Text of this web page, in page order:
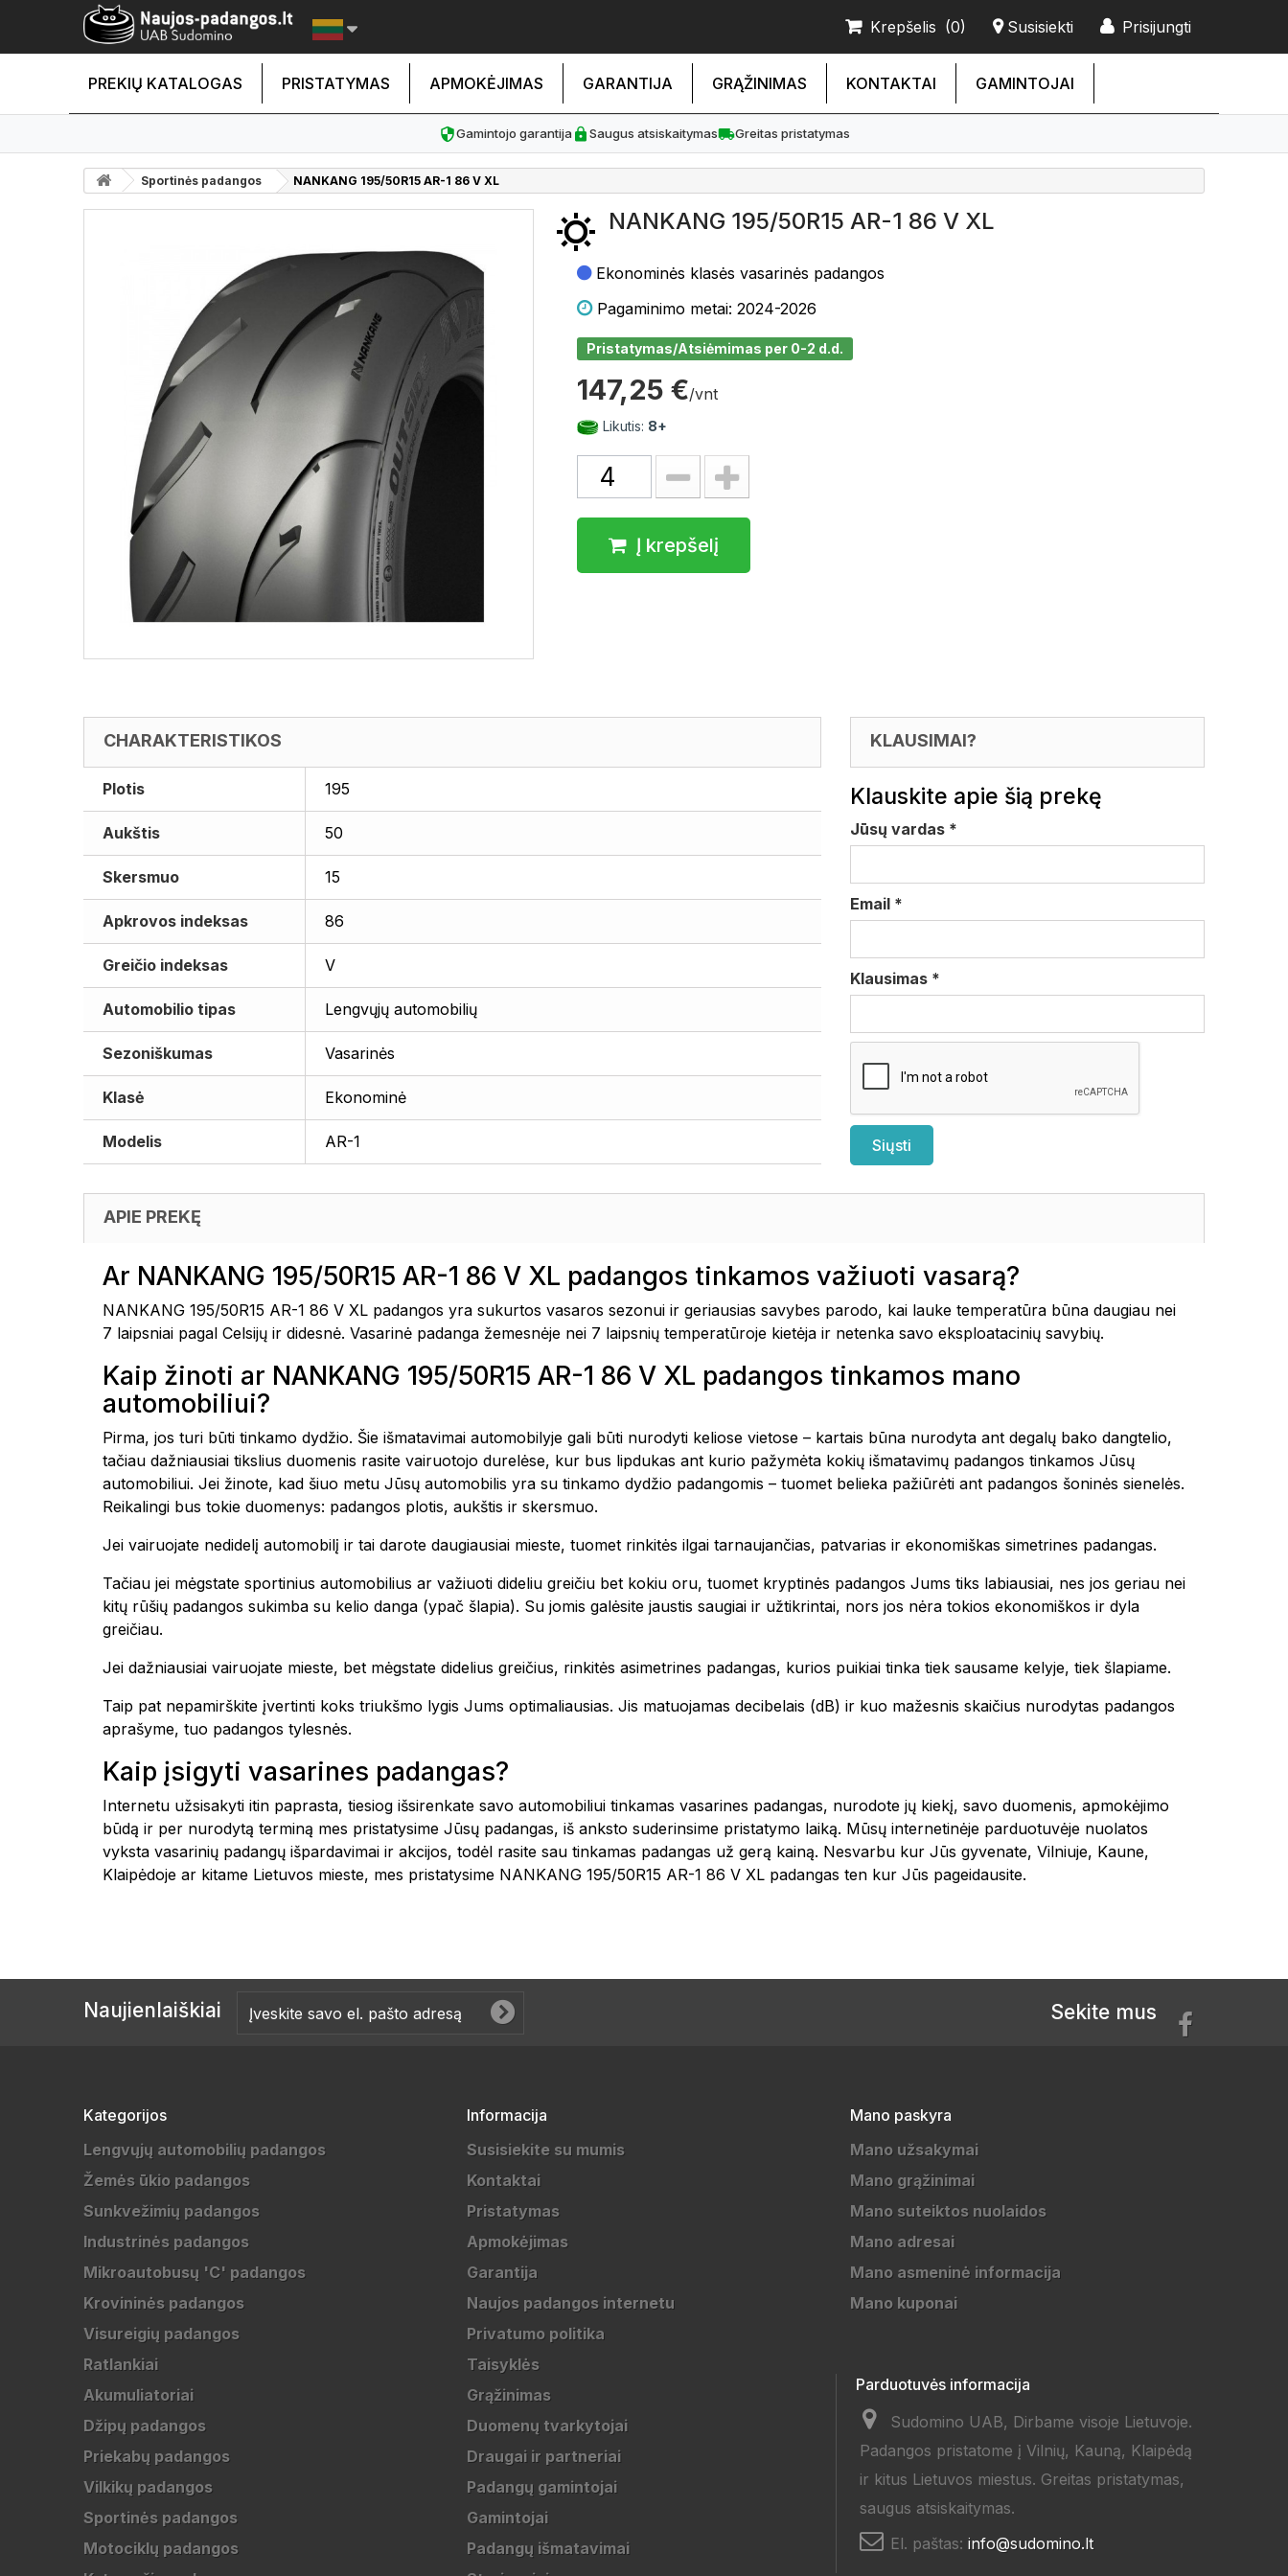
Prisijungti
Susisiekti
Krepšelis (0)
PREKIŲ KATALOGAS PRISTATYMAS APMOKĖJIMAS GARANTIJA GRĄŽINIMAS KONTAKTAI GAMINTOJAI
Gamintojo garantija Saugus atsiskaitymas Greitas pristatymas
Sportinės padangos NANKANG 195/50R15 AR-1 86 V XL
NANKANG 195/50R15 AR-1 86 V XL
Ekonominės klasės vasarinės padangos
Pagaminimo metai: 2024-2026
Pristatymas/Atsiėmimas per 0-2 d.d.
147,25 €/vnt
Likutis: 8+
Į krepšelį
CHARAKTERISTIKOS
Plotis 195
Aukštis 50
Skersmuo 15
Apkrovos indeksas 86
Greičio indeksas V
Automobilio tipas Lengvųjų automobilių
Sezoniškumas Vasarinės
Klasė Ekonominė
Modelis AR-1
KLAUSIMAI?
Klauskite apie šią prekę
Jūsų vardas *
Email *
Klausimas *
APIE PREKĘ
Ar NANKANG 195/50R15 AR-1 86 V XL padangos tinkamos važiuoti vasarą?
NANKANG 195/50R15 AR-1 86 V XL padangos yra sukurtos vasaros sezonui ir geriausias savybes parodo, kai lauke temperatūra būna daugiau nei
7 laipsniai pagal Celsijų ir didesnė. Vasarinė padanga žemesnėje nei 7 laipsnių temperatūroje kietėja ir netenka savo eksploatacinių savybių.
Kaip žinoti ar NANKANG 195/50R15 AR-1 86 V XL padangos tinkamos mano
automobiliui?
Pirma, jos turi būti tinkamo dydžio. Šie išmatavimai automobilyje gali būti nurodyti keliose vietose – kartais būna nurodyta ant degalų bako dangtelio,
tačiau dažniausiai tikslius duomenis rasite vairuotojo durelėse, kur bus lipdukas ant kurio pažymėta kokių išmatavimų padangos tinkamos Jūsų
automobiliui. Jei žinote, kad šiuo metu Jūsų automobilis yra su tinkamo dydžio padangomis – tuomet belieka pažiūrėti ant padangos šoninės sienelės.
Reikalingi bus tokie duomenys: padangos plotis, aukštis ir skersmuo.
Jei vairuojate nedidelį automobilį ir tai darote daugiausiai mieste, tuomet rinkitės ilgai tarnaujančias, patvarias ir ekonomiškas simetrines padangas.
Tačiau jei mėgstate sportinius automobilius ar važiuoti dideliu greičiu bet kokiu oru, tuomet kryptinės padangos Jums tiks labiausiai, nes jos geriau nei
kitų rūšių padangos sukimba su kelio danga (ypač šlapia). Su jomis galėsite jaustis saugiai ir užtikrintai, nors jos nėra tokios ekonomiškos ir dyla
greičiau.
Jei dažniausiai vairuojate mieste, bet mėgstate didelius greičius, rinkitės asimetrines padangas, kurios puikiai tinka tiek sausame kelyje, tiek šlapiame.
Taip pat nepamirškite įvertinti koks triukšmo lygis Jums optimaliausias. Jis matuojamas decibelais (dB) ir kuo mažesnis skaičius nurodytas padangos
aprašyme, tuo padangos tylesnės.
Kaip įsigyti vasarines padangas?
Internetu užsisakyti itin paprasta, tiesiog išsirenkate savo automobiliui tinkamas vasarines padangas, nurodote jų kiekį, savo duomenis, apmokėjimo
būdą ir per nurodytą terminą mes pristatysime Jūsų padangas, iš anksto suderinsime pristatymo laiką. Mūsų internetinėje parduotuvėje nuolatos
vyksta vasarinių padangų išpardavimai ir akcijos, todėl rasite sau tinkamas padangas už gerą kainą. Nesvarbu kur Jūs gyvenate, Vilniuje, Kaune,
Klaipėdoje ar kitame Lietuvos mieste, mes pristatysime NANKANG 195/50R15 AR-1 86 V XL padangas ten kur Jūs pageidausite.
Naujienlaiškiai Sekite mus
Kategorijos
Lengvųjų automobilių padangos
Žemės ūkio padangos
Sunkvežimių padangos
Industrinės padangos
Mikroautobusų 'C' padangos
Krovininės padangos
Visureigių padangos
Ratlankiai
Akumuliatoriai
Džipų padangos
Priekabų padangos
Vilkikų padangos
Sportinės padangos
Motociklų padangos
Informacija
Susisiekite su mumis
Kontaktai
Pristatymas
Apmokėjimas
Garantija
Naujos padangos internetu
Privatumo politika
Taisyklės
Grąžinimas
Duomenų tvarkytojai
Draugai ir partneriai
Padangų gamintojai
Gamintojai
Padangų išmatavimai
Mano paskyra
Mano užsakymai
Mano grąžinimai
Mano suteiktos nuolaidos
Mano adresai
Mano asmeninė informacija
Mano kuponai
Parduotuvės informacija
Sudomino UAB, Dirbame visoje Lietuvoje.
Padangos pristatome į Vilnių, Kauną, Klaipėdą
ir kitus Lietuvos miestus. Greitas pristatymas,
saugus atsiskaitymas.
El. paštas: info@sudomino.lt